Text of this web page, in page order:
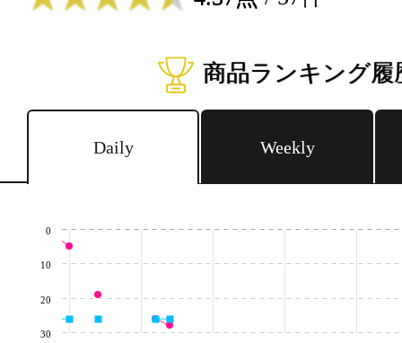
商品ランキング履
Daily Weekly
0
10
20
30